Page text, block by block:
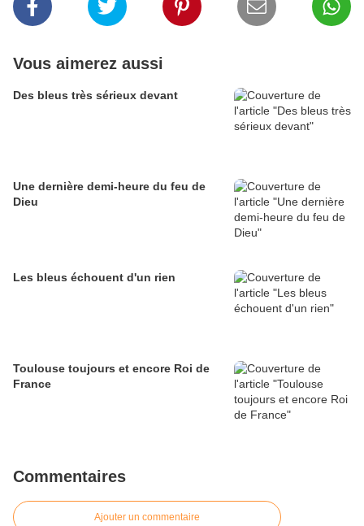
Vous aimerez aussi
Des bleus très sérieux devant
Une dernière demi-heure du feu de
Dieu
Les bleus échouent d'un rien
Toulouse toujours et encore Roi de
France
Commentaires
Ajouter un commentaire